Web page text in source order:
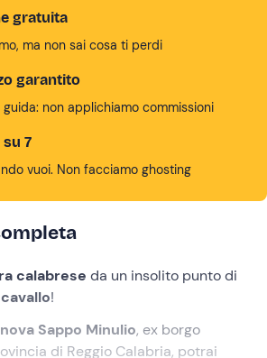
gratuita
ma non sai cosa ti perdi
garantito
guida: non applichiamo commissioni
7
vuoi. Non facciamo ghosting
calabrese da un insolito punto di
!
Sappo Minulio, ex borgo
di Reggio Calabria, potrai